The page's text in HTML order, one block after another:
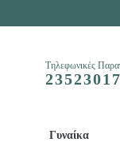
Τηλεφωνικές
Γυναίκα